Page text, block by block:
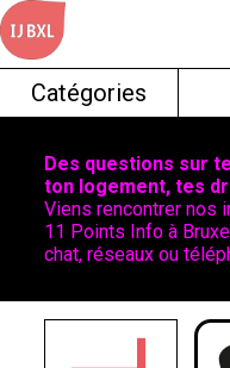
Skip
to
content
Catégories
Des questions sur
ton logement, tes
Viens rencontrer nos
11 Points Info à
chat, réseaux ou